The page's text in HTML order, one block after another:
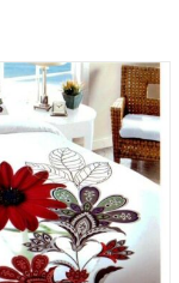
/ QUICK VIEW